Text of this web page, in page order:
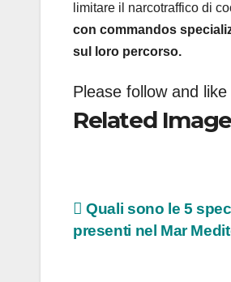
limitare il narcotraffico di
con commandos
sul loro percorso.
Please follow and like
Related
Navigazione
articoli
Quali sono le 5
presenti nel Mar